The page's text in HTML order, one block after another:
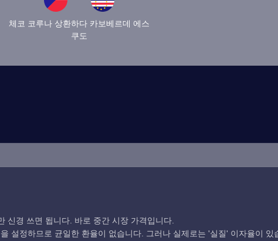
체코 코루나 상환하다 카보베르데 에스
쿠도
신경 쓰면 됩니다. 바로 중간 시장 가격입니다.
설정하므로 균일한 환율이 없습니다. 그러나 실제로는 '실질' 이자율이 있